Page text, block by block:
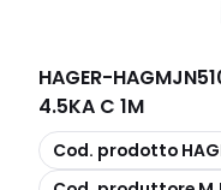
HAGER-
4.5KA C 1M
copia
Cod. prodotto
copia